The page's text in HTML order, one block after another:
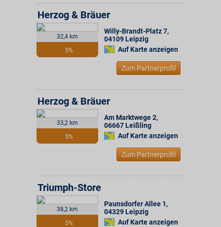
32,4 km
5%
Herzog & Bräuer
Willy-Brandt-Platz 7,
04109 Leipzig
Auf Karte anzeigen
Zum Partnerprofil
33,2 km
5%
Herzog & Bräuer
Am Marktwege 2,
06667 Leißling
Auf Karte anzeigen
Zum Partnerprofil
38,2 km
5%
Triumph-Store
Paunsdorfer Allee 1,
04329 Leipzig
Auf Karte anzeigen